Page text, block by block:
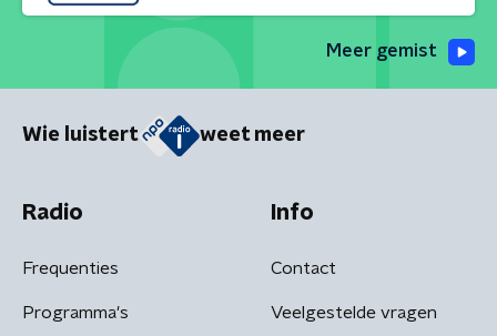
Meer gemist
Wie luistert weet meer
Radio
Frequenties
Programma's
Info
Contact
Veelgestelde vragen